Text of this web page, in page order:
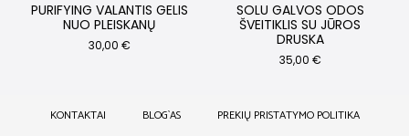
PURIFYING VALANTIS GELIS
NUO PLEISKANŲ
30,00 €
SOLU GALVOS ODOS
ŠVEITIKLIS SU JŪROS
DRUSKA
35,00 €
KONTAKTAI BLOG`AS PREKIŲ PRISTATYMO POLITIKA